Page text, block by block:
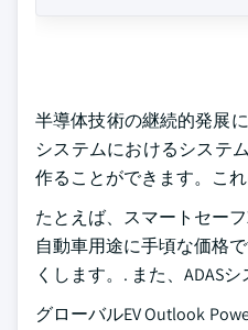
半導体技術の継続的発展
システムにおけるシステ
作ることができます。こ
たとえば、スマートセーフ
自動車用途に手頃な価格
くします。. また、ADAS
グローバルEV Outlook